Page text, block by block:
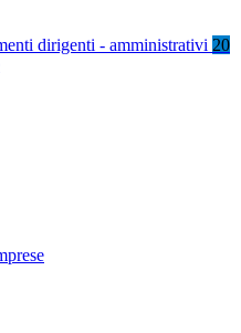
dirigenti - amministrativi 20